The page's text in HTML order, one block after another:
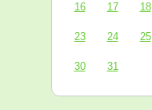
16 17 18
23 24 25
30 31